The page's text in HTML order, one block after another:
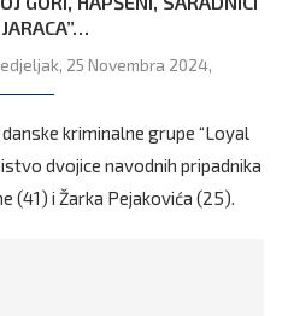
25 Novembra 2024,
kriminalne grupe “Loyal
dvojice navodnih pripadnika
(41) i Žarka Pejakovića (25).